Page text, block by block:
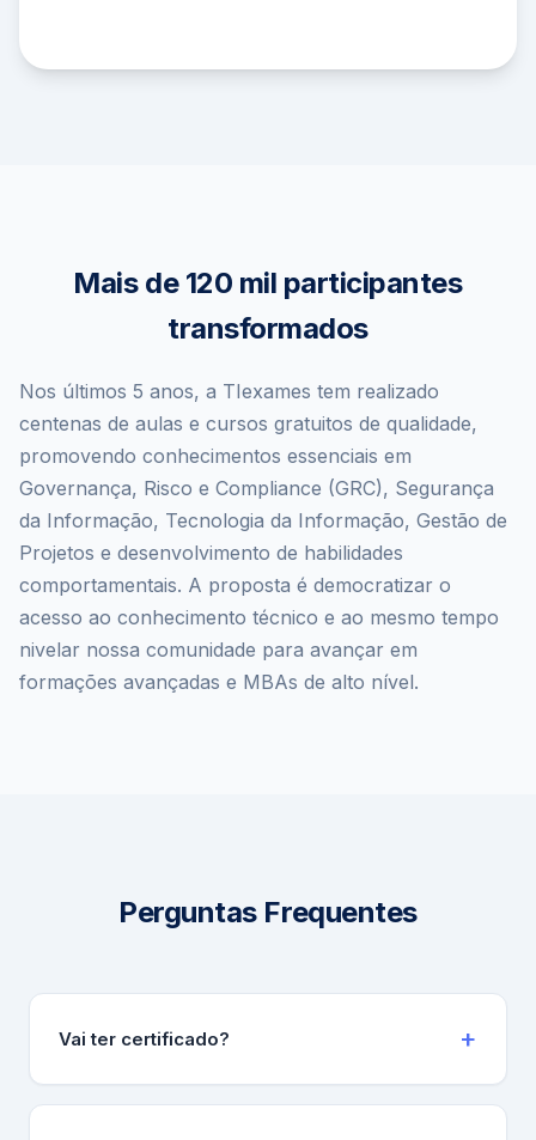
Mais de 120 mil participantes
transformados
Nos últimos 5 anos, a TIexames tem realizado
centenas de aulas e cursos gratuitos de qualidade,
promovendo conhecimentos essenciais em
Governança, Risco e Compliance (GRC), Segurança
da Informação, Tecnologia da Informação, Gestão de
Projetos e desenvolvimento de habilidades
comportamentais. A proposta é democratizar o
acesso ao conhecimento técnico e ao mesmo tempo
nivelar nossa comunidade para avançar em
formações avançadas e MBAs de alto nível.
Perguntas Frequentes
Vai ter certificado?